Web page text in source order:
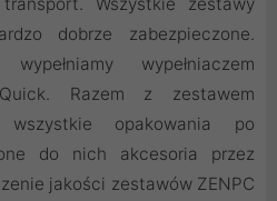
dobrze zabezpieczone.
wypełniaczem
Razem z zestawem
wszystkie opakowania po
do nich akcesoria przez
jakości zestawów ZENPC